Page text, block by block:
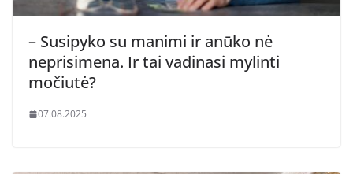
– Susipyko su manimi ir anūko nė
neprisimena. Ir tai vadinasi mylinti
močiutė?
07.08.2025